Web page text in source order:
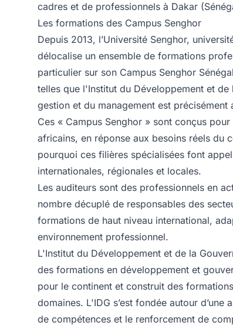
cadres et de professionnels à Dakar
Les formations des Campus Senghor
Depuis 2013, l’Université Senghor,
délocalise un ensemble de formations
particulier sur son Campus Senghor
telles que l'Institut du Développement et de
gestion et du management est
Ces « Campus Senghor » sont conçus
africains, en réponse aux besoins réels du
pourquoi ces filières spécialisées font
internationales, régionales et locales.
Les auditeurs sont des professionnels en
nombre décuplé de responsables des
formations de haut niveau international,
environnement professionnel.
L'Institut du Développement et de la
des formations en développement et
pour le continent et construit des
domaines. L'IDG s’est fondée autour
de compétences et le renforcement de